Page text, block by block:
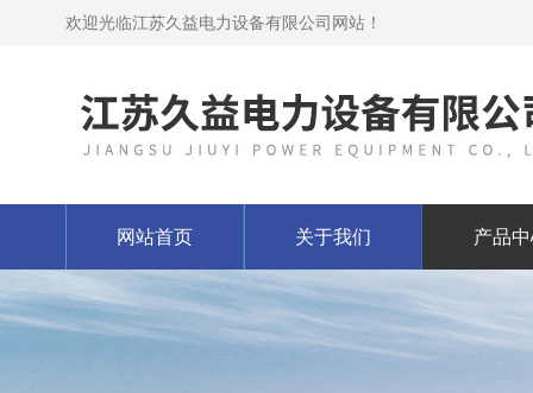
欢迎光临江苏久益电力设备有限公司网站！
网站首页 关于我们 产品